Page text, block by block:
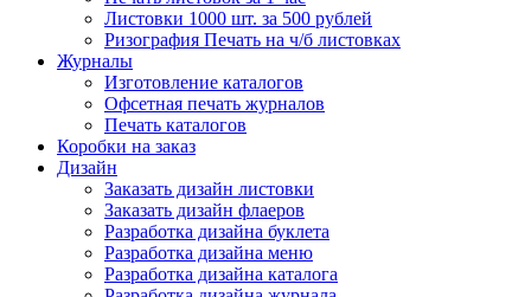
Листовки 1000 шт. за 500 рублей
Ризография Печать на ч/б листовках
Журналы
Изготовление каталогов
Офсетная печать журналов
Печать каталогов
Коробки на заказ
Дизайн
Заказать дизайн листовки
Заказать дизайн флаеров
Разработка дизайна буклета
Разработка дизайна меню
Разработка дизайна каталога